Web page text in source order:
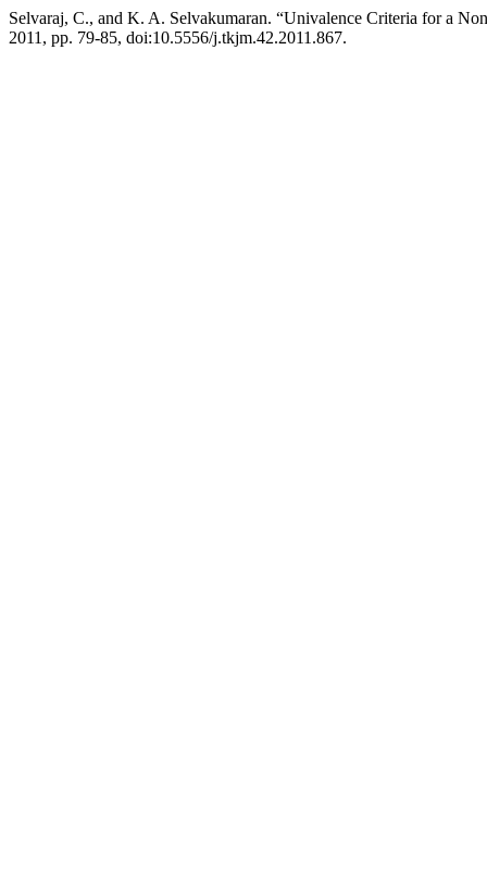
Selvaraj, C., and K. A. Selvakumaran. “Univalence Criteria for a
2011, pp. 79-85, doi:10.5556/j.tkjm.42.2011.867.